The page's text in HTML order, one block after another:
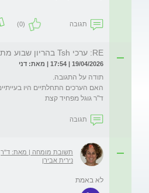
תגובה (0)
RE: ערכי Tsh בהריון שבוע מתקדם (לת)
19/04/2026 | 17:54 | מאת: דני
ד"ר גוגל מפחיד קצת
תגובה
תשובת מומחה | מאת: ד"ר
נירית אבירן
לא באמת